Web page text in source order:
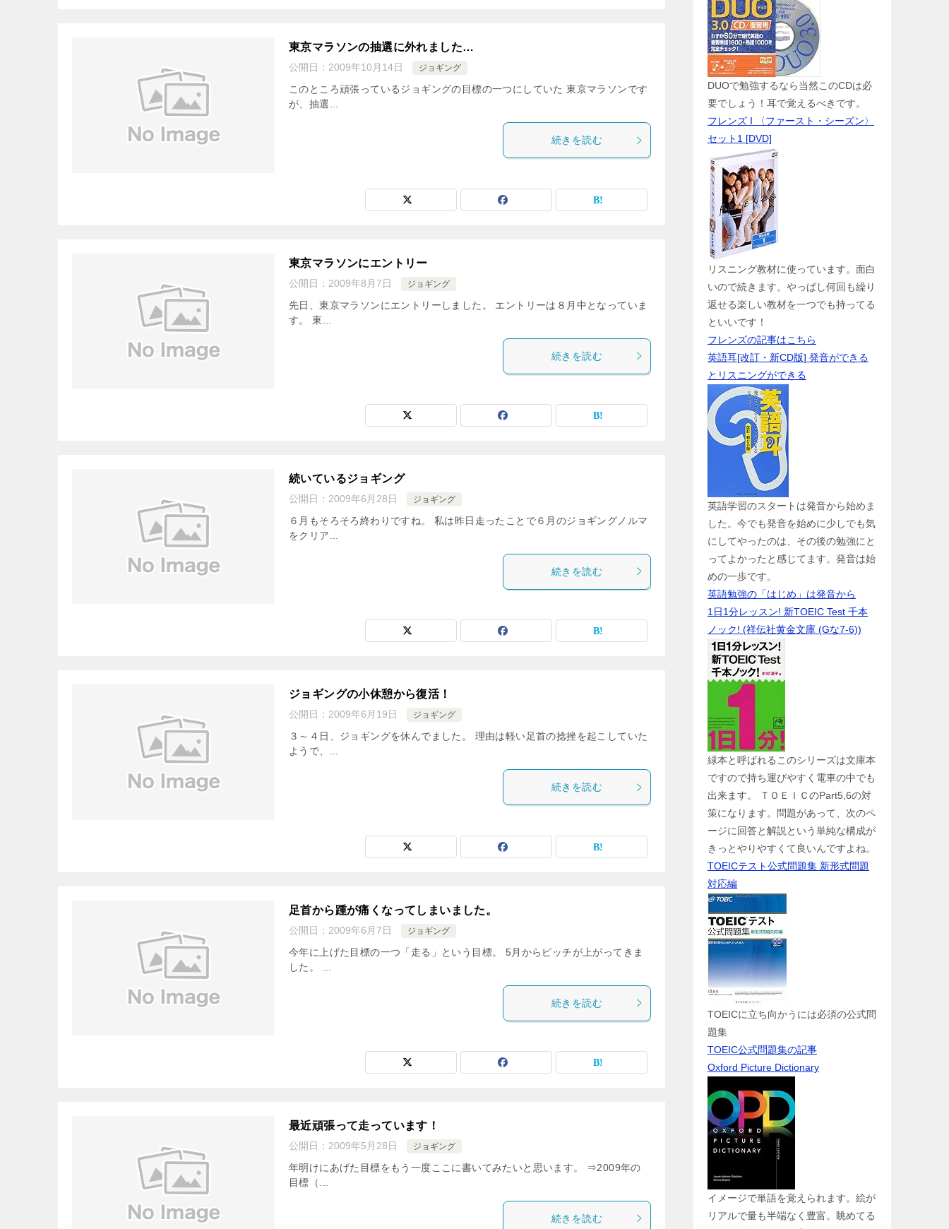
東京マラソンの抽選に外れました…
公開日： 2009年10月14日 ジョギング
このところ頑張っているジョギングの目標の一つにしていた 東京マラソンです
が、抽選...
続きを読む
東京マラソンにエントリー
公開日： 2009年8月7日 ジョギング
先日、東京マラソンにエントリーしました。 エントリーは８月中となっていま
す。 東...
続きを読む
続いているジョギング
公開日： 2009年6月28日 ジョギング
６月もそろそろ終わりですね。 私は昨日走ったことで６月のジョギングノルマ
をクリア...
続きを読む
ジョギングの小休憩から復活！
公開日： 2009年6月19日 ジョギング
３～４日、ジョギングを休んでました。 理由は軽い足首の捻挫を起こしていた
ようで、...
続きを読む
足首から踵が痛くなってしまいました。
公開日： 2009年6月7日 ジョギング
今年に上げた目標の一つ「走る」という目標。 5月からピッチが上がってきま
した。 ...
続きを読む
最近頑張って走っています！
公開日： 2009年5月28日 ジョギング
年明けにあげた目標をもう一度ここに書いてみたいと思います。 ⇒2009年の
目標（...
続きを読む
DUOで勉強するなら当然このCDは必
要でしょう！耳で覚えるべきです。
フレンズ I 〈ファースト・シーズン〉
セット1 [DVD]
リスニング教材に使っています。面白
いので続きます。やっぱし何回も繰り
返せる楽しい教材を一つでも持ってる
といいです！
フレンズの記事はこちら
英語耳[改訂・新CD版] 発音ができる
とリスニングができる
英語学習のスタートは発音から始めま
した。今でも発音を始めに少しでも気
にしてやったのは、その後の勉強にと
ってよかったと感じてます。発音は始
めの一歩です。
英語勉強の「はじめ」は発音から
1日1分レッスン! 新TOEIC Test 千本
ノック! (祥伝社黄金文庫 (Gな7-6))
緑本と呼ばれるこのシリーズは文庫本
ですので持ち運びやすく電車の中でも
出来ます。 ＴＯＥＩＣのPart5,6の対
策になります。問題があって、次のペ
ージに回答と解説という単純な構成が
きっとやりやすくて良いんですよね。
TOEICテスト公式問題集 新形式問題
対応編
TOEICに立ち向かうには必須の公式問
題集
TOEIC公式問題集の記事
Oxford Picture Dictionary
イメージで単語を覚えられます。絵が
リアルで量も半端なく豊富。眺めてる